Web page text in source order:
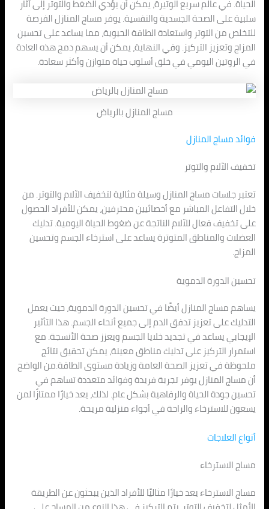
الحياة. في عالم سريع الوتيرة، يمكن أن يؤدي الضغط والتوتر إلى آثار
سلبية على الصحة الجسدية والنفسية. يوفر مساج المنازل الفرصة
للتخلص من التوتر واستعادة الطاقة الحيوية، مما يساعد على تحسين
المزاج وتعزيز التركيز. وفي النهاية، يمكن أن يسهم دمج هذه العادة
في الروتين اليومي في خلق أسلوب حياة متوازن وأكثر سعادة.
مساج المنازل بالرياض
فوائد مساج المنازل
تخفيف الآلام والتوتر
تعتبر جلسات مساج المنازل وسيلة مثالية لتخفيف الآلام والتوتر. من
خلال التفاعل المباشر مع أخصائيين محترفين، يمكن للأفراد الحصول
على تخفيف فعال للآلام الناتجة عن ضغوط الحياة اليومية. تدليك
العضلات والمناطق المتوترة يساعد على استرخاء الجسم وتحسين
المزاج.
تحسين الدورة الدموية
يساهم مساج المنازل أيضًا في تحسين الدورة الدموية، حيث يعمل
التدليك على تعزيز تدفق الدم إلى جميع أنحاء الجسم. هذا التأثير
الإيجابي يساعد في تجديد خلايا الجسم ويعزز صحة الأنسجة. مع
استمرار التركيز على تدليك مناطق معينة، يمكن تحقيق نتائج
ملحوظة في تعزيز الصحة العامة وزيادة مستوى الطاقة.من الواضح
أن مساج المنازل يوفر تجربة فريدة وفوائد متعددة تساهم في
تحسين جودة الحياة والرفاهية بشكل عام. لذلك، يعد خيارًا ممتازًا لمن
يسعون للاسترخاء والراحة في أجواء منزلية مريحة.
أنواع العلاجات
مساج الاسترخاء
مساج الاسترخاء يعد خيارًا مثاليًا للأفراد الذين يبحثون عن الطريقة